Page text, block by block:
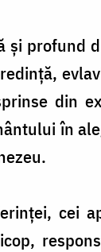
și profund
din
în
cei